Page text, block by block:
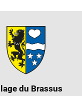
du Brassus